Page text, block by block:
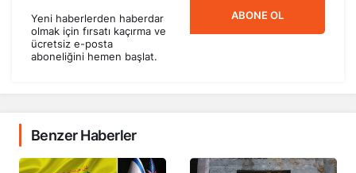
Yeni haberlerden haberdar
olmak için fırsatı kaçırma ve
ücretsiz e-posta
aboneliğini hemen başlat.
ABONE OL
Benzer Haberler